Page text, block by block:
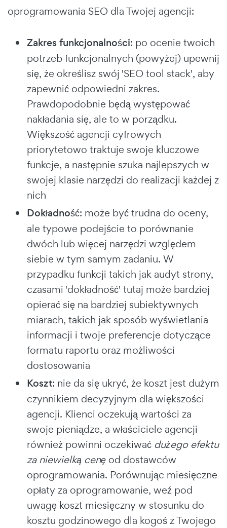
oprogramowania SEO dla Twojej agencji:
Zakres funkcjonalności: po ocenie twoich
potrzeb funkcjonalnych (powyżej) upewnij
się, że określisz swój 'SEO tool stack', aby
zapewnić odpowiedni zakres.
Prawdopodobnie będą występować
nakładania się, ale to w porządku.
Większość agencji cyfrowych
priorytetowo traktuje swoje kluczowe
funkcje, a następnie szuka najlepszych w
swojej klasie narzędzi do realizacji każdej z
nich
Dokładność: może być trudna do oceny,
ale typowe podejście to porównanie
dwóch lub więcej narzędzi względem
siebie w tym samym zadaniu. W
przypadku funkcji takich jak audyt strony,
czasami 'dokładność' tutaj może bardziej
opierać się na bardziej subiektywnych
miarach, takich jak sposób wyświetlania
informacji i twoje preferencje dotyczące
formatu raportu oraz możliwości
dostosowania
Koszt: nie da się ukryć, że koszt jest dużym
czynnikiem decyzyjnym dla większości
agencji. Klienci oczekują wartości za
swoje pieniądze, a właściciele agencji
również powinni oczekiwać dużego efektu
za niewielką cenę od dostawców
oprogramowania. Porównując miesięczne
opłaty za oprogramowanie, weź pod
uwagę koszt miesięczny w stosunku do
kosztu godzinowego dla kogoś z Twojego